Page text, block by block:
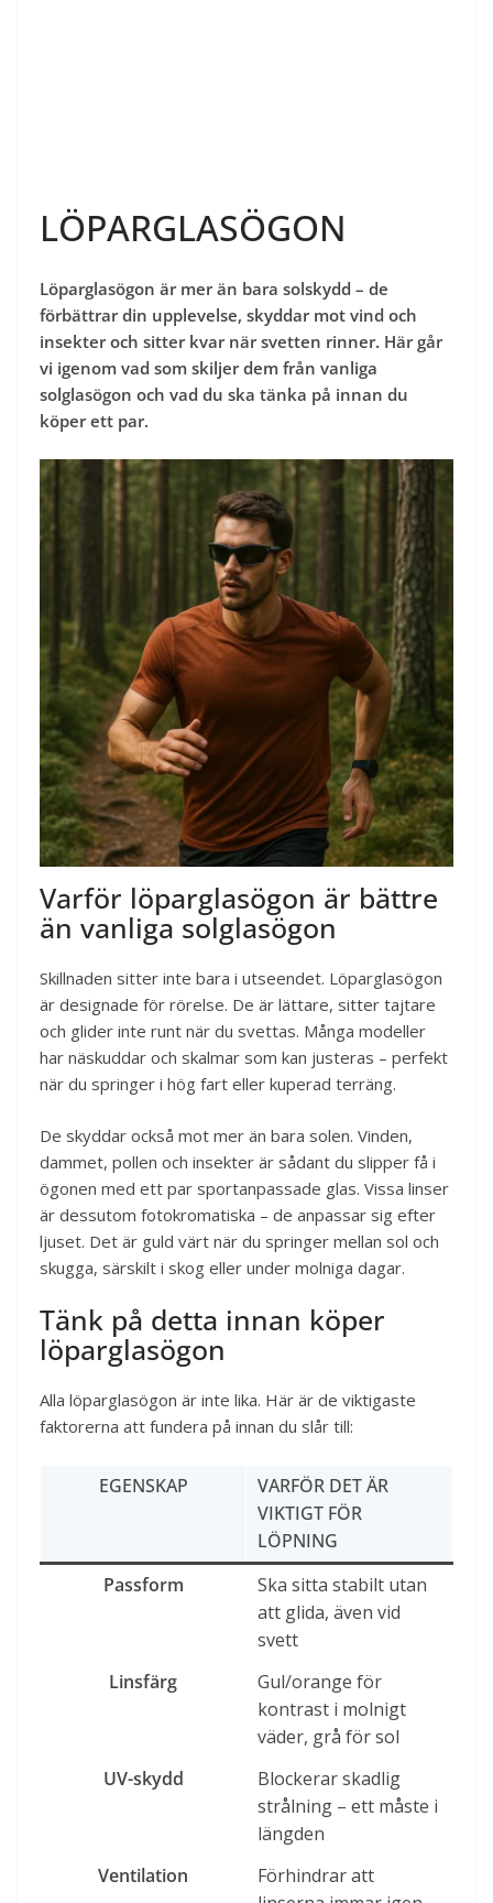
LÖPARGLASÖGON
Löparglasögon är mer än bara solskydd – de
förbättrar din upplevelse, skyddar mot vind och
insekter och sitter kvar när svetten rinner. Här går
vi igenom vad som skiljer dem från vanliga
solglasögon och vad du ska tänka på innan du
köper ett par.
Varför löparglasögon är bättre
än vanliga solglasögon
Skillnaden sitter inte bara i utseendet. Löparglasögon
är designade för rörelse. De är lättare, sitter tajtare
och glider inte runt när du svettas. Många modeller
har näskuddar och skalmar som kan justeras – perfekt
när du springer i hög fart eller kuperad terräng.
De skyddar också mot mer än bara solen. Vinden,
dammet, pollen och insekter är sådant du slipper få i
ögonen med ett par sportanpassade glas. Vissa linser
är dessutom fotokromatiska – de anpassar sig efter
ljuset. Det är guld värt när du springer mellan sol och
skugga, särskilt i skog eller under molniga dagar.
Tänk på detta innan köper
löparglasögon
Alla löparglasögon är inte lika. Här är de viktigaste
faktorerna att fundera på innan du slår till:
EGENSKAP
VARFÖR DET ÄR
VIKTIGT FÖR
LÖPNING
Passform
Ska sitta stabilt utan
att glida, även vid
svett
Linsfärg
Gul/orange för
kontrast i molnigt
väder, grå för sol
UV-skydd
Blockerar skadlig
strålning – ett måste i
längden
Ventilation
Förhindrar att